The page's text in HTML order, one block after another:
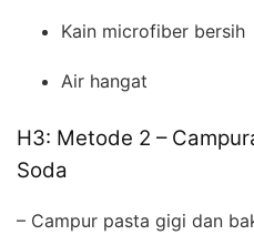
Kain microfiber bersih
Air hangat
H3: Metode 2 –
Soda
– Campur pasta gigi dan